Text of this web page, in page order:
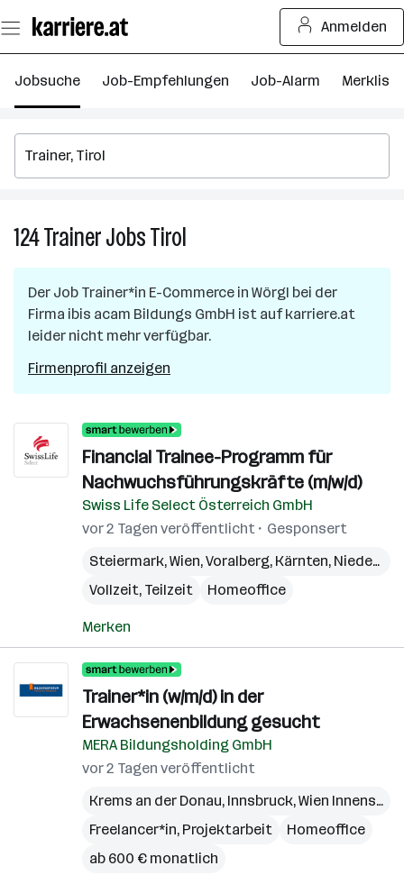
Seiteninhalt
springen
Anmelden
Jobsuche Job-Empfehlungen Job-Alarm Merkliste
124TrainerJobsTirol
in
Tirol
Der Job Trainer*in E-Commerce in Wörgl bei der
Firma ibis acam Bildungs GmbH ist auf karriere.at
leider nicht mehr verfügbar.
Firmenprofil anzeigen
Financial Trainee-Programm für
Nachwuchsführungskräfte (m/w/d)
Swiss Life Select Österreich GmbH
vor 2 Tagen veröffentlicht
Gesponsert
Steiermark,Wien,Voralberg, Kärnten, Niederösterreich
Vollzeit, Teilzeit
Homeoffice
Merken
Trainer*in (w/m/d) in der
Erwachsenenbildung gesucht
MERA Bildungsholding GmbH
vor 2 Tagen veröffentlicht
Krems an der Donau, Innsbruck,Wien Innenstadt
Freelancer*in, Projektarbeit
Homeoffice
ab 600 € monatlich